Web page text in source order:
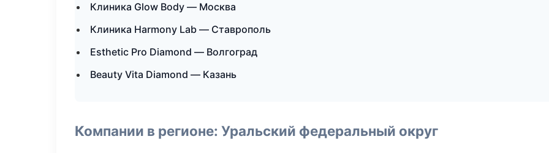
Клиника Glow Body — Москва
Клиника Harmony Lab — Ставрополь
Esthetic Pro Diamond — Волгоград
Beauty Vita Diamond — Казань
Компании в регионе: Уральский федеральный округ